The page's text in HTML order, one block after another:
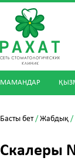
МАМАНДАР
Басты бет/Жабдық /
Скалеры